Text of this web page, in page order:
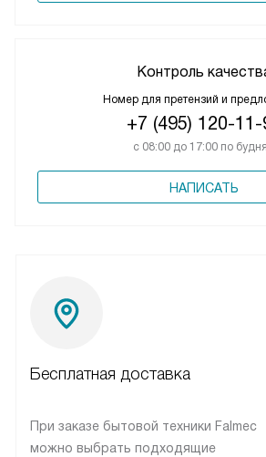
Контроль
Номер для претензий и
+7 (495) 120-11-
с 08:00 до 17:00 по
НАПИСАТЬ
Бесплатная доставка
При заказе бытовой техники Falmec
можно выбрать подходящие